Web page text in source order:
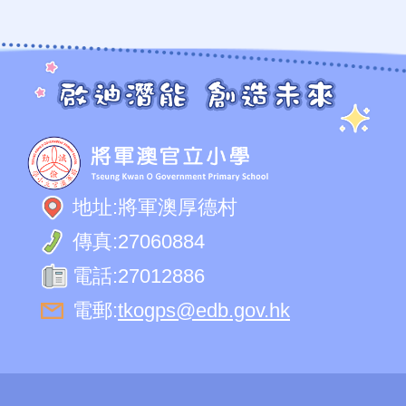
地址:將軍澳厚德村
傳真:27060884
電話:27012886
電郵:tkogps@edb.gov.hk